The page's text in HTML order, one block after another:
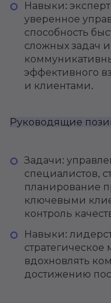
Навыки:
уверенное
способность
сложных задач
эффективного
и клиентами.
Руководящие
Задачи:
специалистов,
планирование
ключевыми
контроль
Навыки:
вдохновлять
достижению